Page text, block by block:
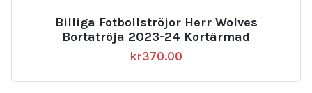
Billiga Fotbollströjor Herr Wolves
Bortatröja 2023-24 Kortärmad
kr370.00